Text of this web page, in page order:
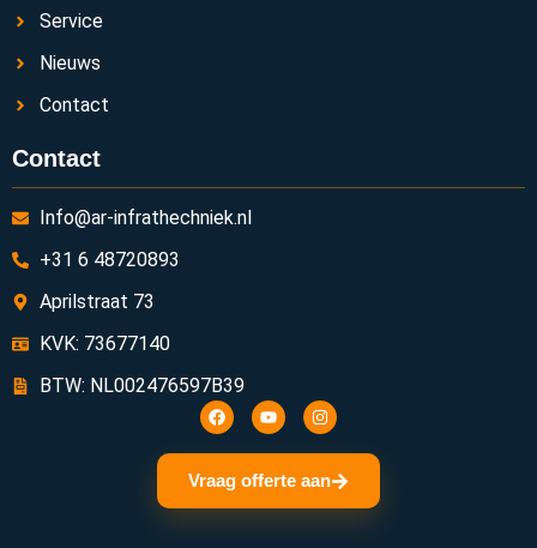
Service
Nieuws
Contact
Contact
Info@ar-infrathechniek.nl
+31 6 48720893
Aprilstraat 73
KVK: 73677140
BTW: NL002476597B39
Vraag offerte aan